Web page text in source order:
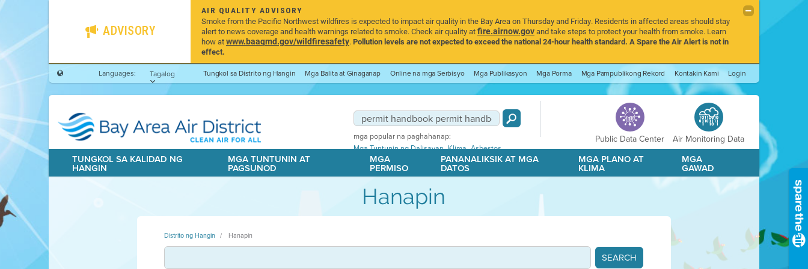
ADVISORY
AIR QUALITY ADVISORY
Smoke from the Pacific Northwest wildfires is expected to impact air quality in the Bay Area on Thursday and Friday. Residents in affected areas should stay
alert to news coverage and health warnings related to smoke. Check air quality atfire.airnow.govand take steps to protect your health from smoke. Learn
how atwww.baaqmd.gov/wildfiresafety.Pollution levels are not expected to exceed the national 24-hour health standard. A Spare the Air Alert is not in
effect.
Languages: Tagalog Tungkol sa Distrito ng Hangin Mga Balita at Ginaganap Online na mga Serbisyo Mga Publikasyon Mga Porma Mga Pampublikong Rekord Kontakin Kami Login
mga popular na paghahanap:
Mga Tuntunin ng Dalisayan,Klima,Asbestos
Public Data Center Air Monitoring Data
TUNGKOL SA KALIDAD NG
HANGIN
MGA TUNTUNIN AT
PAGSUNOD
MGA
PERMISO
PANANALIKSIK AT MGA
DATOS
MGA PLANO AT
KLIMA
MGA
GAWAD
Hanapin
Distrito ng Hangin Hanapin